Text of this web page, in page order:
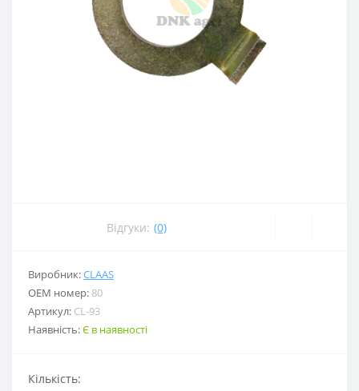
Відгуки: (0)
Виробник:CLAAS
ОЕМ номер: 80
Артикул: CL-93
Наявність:Є в наявності
Кількість: